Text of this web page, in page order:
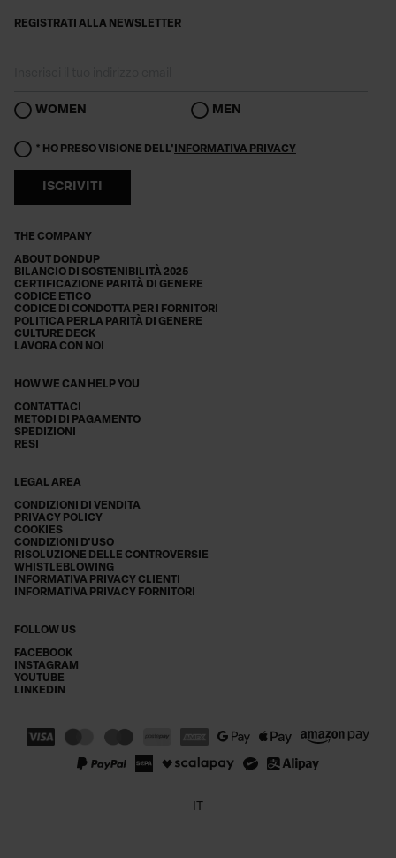
THE COMPANY
ABOUT DONDUP
BILANCIO DI SOSTENIBILITÀ 2025
CERTIFICAZIONE PARITÀ DI GENERE
CODICE ETICO
CODICE DI CONDOTTA PER I FORNITORI
POLITICA PER LA PARITÀ DI GENERE
CULTURE DECK
LAVORA CON NOI
HOW WE CAN HELP YOU
CONTATTACI
METODI DI PAGAMENTO
SPEDIZIONI
RESI
LEGAL AREA
CONDIZIONI DI VENDITA
PRIVACY POLICY
COOKIES
CONDIZIONI D'USO
RISOLUZIONE DELLE CONTROVERSIE
WHISTLEBLOWING
INFORMATIVA PRIVACY CLIENTI
INFORMATIVA PRIVACY FORNITORI
FOLLOW US
FACEBOOK
INSTAGRAM
YOUTUBE
LINKEDIN
REGISTRATI ALLA NEWSLETTER
WOMEN MEN
* HO PRESO VISIONE DELL' INFORMATIVA PRIVACY
ISCRIVITI
IT